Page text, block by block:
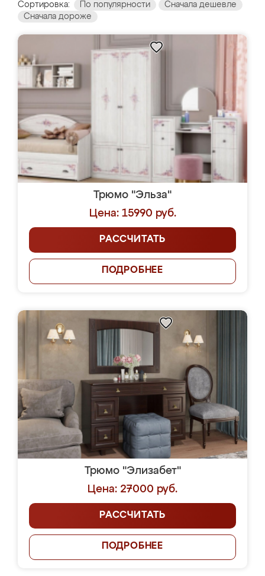
Сортировка: По популярности
Сначала дешевле
Сначала дороже
Трюмо "Эльза"
Цена: 15990 руб.
РАССЧИТАТЬ
ПОДРОБНЕЕ
Трюмо "Элизабет"
Цена: 27000 руб.
РАССЧИТАТЬ
ПОДРОБНЕЕ